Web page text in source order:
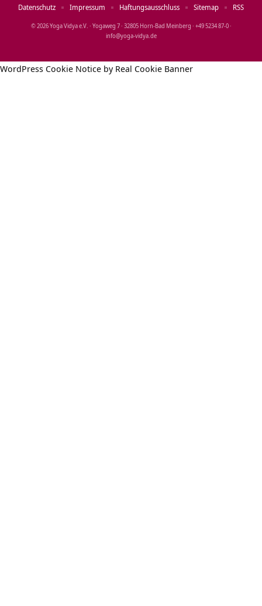
© 2026 Yoga Vidya e.V. · Yogaweg 7 · 32805 Horn‑Bad Meinberg · +49 5234 87‑0 ·
info@yoga‑vidya.de
Datenschutz Impressum Haftungsausschluss Sitemap RSS
WordPress Cookie Notice by Real Cookie Banner